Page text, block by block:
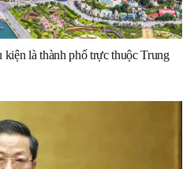
là thành phố trực thuộc Trung